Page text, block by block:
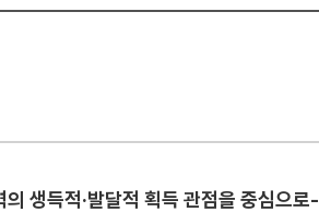
생득적·발달적 획득 관점을 중심으로-